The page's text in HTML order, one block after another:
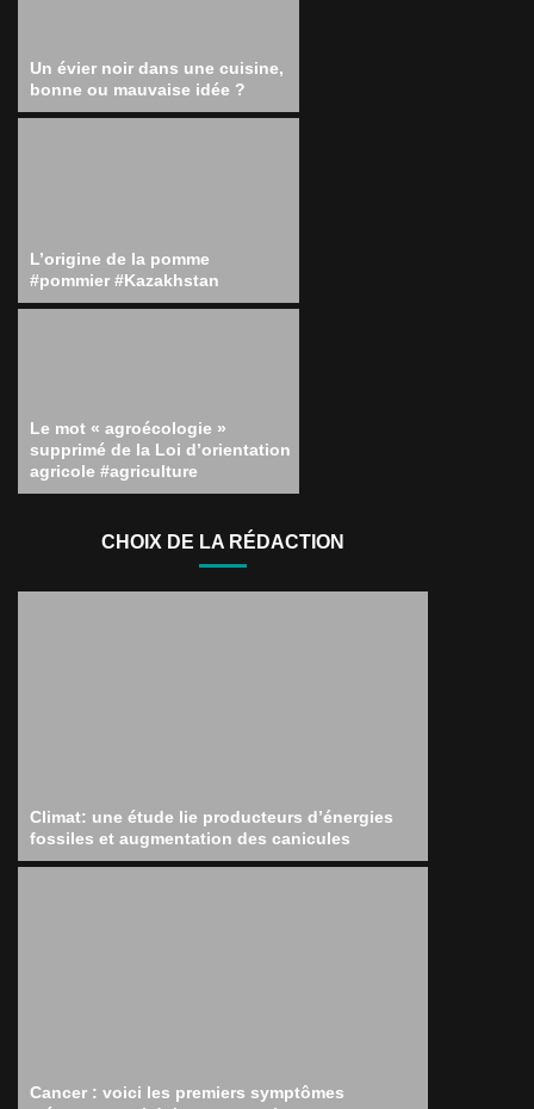
Un évier noir dans une cuisine,
bonne ou mauvaise idée ?
L’origine de la pomme
#pommier #Kazakhstan
Le mot « agroécologie »
supprimé de la Loi d’orientation
agricole #agriculture
CHOIX DE LA RÉDACTION
Climat: une étude lie producteurs d’énergies
fossiles et augmentation des canicules
Cancer : voici les premiers symptômes